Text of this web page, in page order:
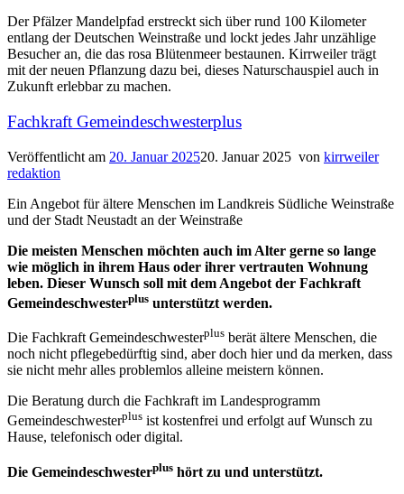
Der Pfälzer Mandelpfad erstreckt sich über rund 100 Kilometer
entlang der Deutschen Weinstraße und lockt jedes Jahr unzählige
Besucher an, die das rosa Blütenmeer bestaunen. Kirrweiler trägt
mit der neuen Pflanzung dazu bei, dieses Naturschauspiel auch in
Zukunft erlebbar zu machen.
Fachkraft Gemeindeschwesterplus
Veröffentlicht am 20. Januar 202520. Januar 2025 von kirrweiler
redaktion
Ein Angebot für ältere Menschen im Landkreis Südliche Weinstraße
und der Stadt Neustadt an der Weinstraße
Die meisten Menschen möchten auch im Alter gerne so lange
wie möglich in ihrem Haus oder ihrer vertrauten Wohnung
leben. Dieser Wunsch soll mit dem Angebot der Fachkraft
Gemeindeschwesterplus unterstützt werden.
Die Fachkraft Gemeindeschwesterplus berät ältere Menschen, die
noch nicht pflegebedürftig sind, aber doch hier und da merken, dass
sie nicht mehr alles problemlos alleine meistern können.
Die Beratung durch die Fachkraft im Landesprogramm
Gemeindeschwesterplus ist kostenfrei und erfolgt auf Wunsch zu
Hause, telefonisch oder digital.
Die Gemeindeschwesterplus hört zu und unterstützt.